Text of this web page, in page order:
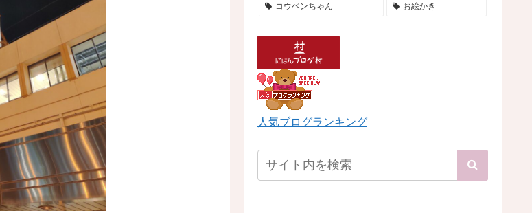
コウペンちゃん お絵かき
人気ブログランキング